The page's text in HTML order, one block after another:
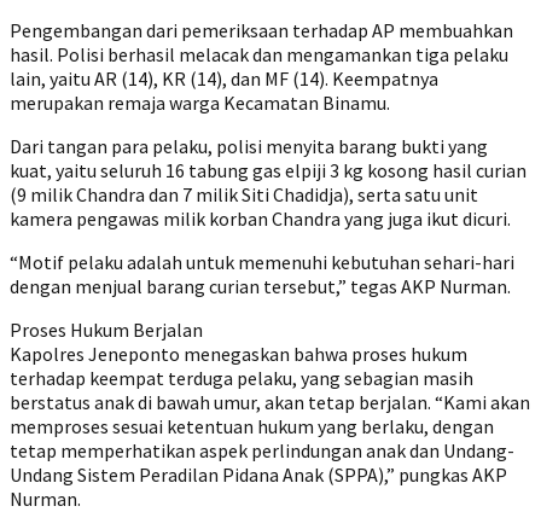
Pengembangan dari pemeriksaan terhadap AP membuahkan
hasil. Polisi berhasil melacak dan mengamankan tiga pelaku
lain, yaitu AR (14), KR (14), dan MF (14). Keempatnya
merupakan remaja warga Kecamatan Binamu.
Dari tangan para pelaku, polisi menyita barang bukti yang
kuat, yaitu seluruh 16 tabung gas elpiji 3 kg kosong hasil curian
(9 milik Chandra dan 7 milik Siti Chadidja), serta satu unit
kamera pengawas milik korban Chandra yang juga ikut dicuri.
“Motif pelaku adalah untuk memenuhi kebutuhan sehari-hari
dengan menjual barang curian tersebut,” tegas AKP Nurman.
Proses Hukum Berjalan
Kapolres Jeneponto menegaskan bahwa proses hukum
terhadap keempat terduga pelaku, yang sebagian masih
berstatus anak di bawah umur, akan tetap berjalan. “Kami akan
memproses sesuai ketentuan hukum yang berlaku, dengan
tetap memperhatikan aspek perlindungan anak dan Undang-
Undang Sistem Peradilan Pidana Anak (SPPA),” pungkas AKP
Nurman.